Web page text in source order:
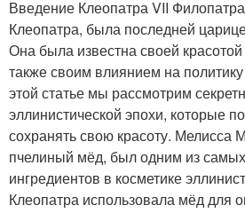
Введение Клеопатра VII
Клеопатра, была последней
Она была известна своей
также своим влиянием на
этой статье мы рассмотрим
эллинистической эпохи, которые
сохранять свою красоту. Мелисса
пчелиный мёд, был одним из
ингредиентов в косметике
Клеопатра использовала мёд для